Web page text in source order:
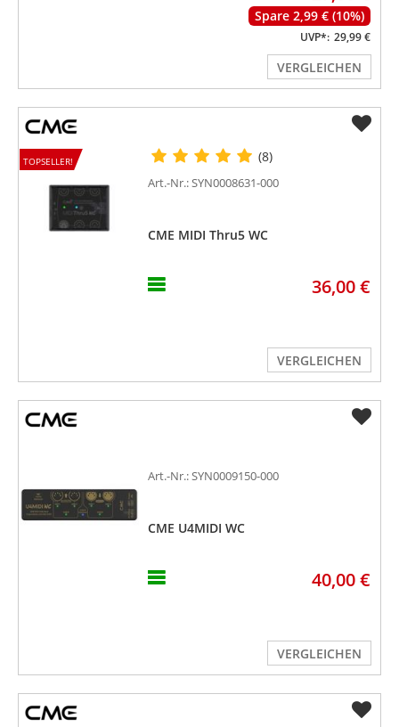
Spare 2,99 € (10%)
UVP*: 29,99 €
VERGLEICHEN
TOPSELLER! (8)
Art.-Nr.: SYN0008631-000
CME MIDI Thru5 WC
36,00 €
VERGLEICHEN
Art.-Nr.: SYN0009150-000
CME U4MIDI WC
40,00 €
VERGLEICHEN